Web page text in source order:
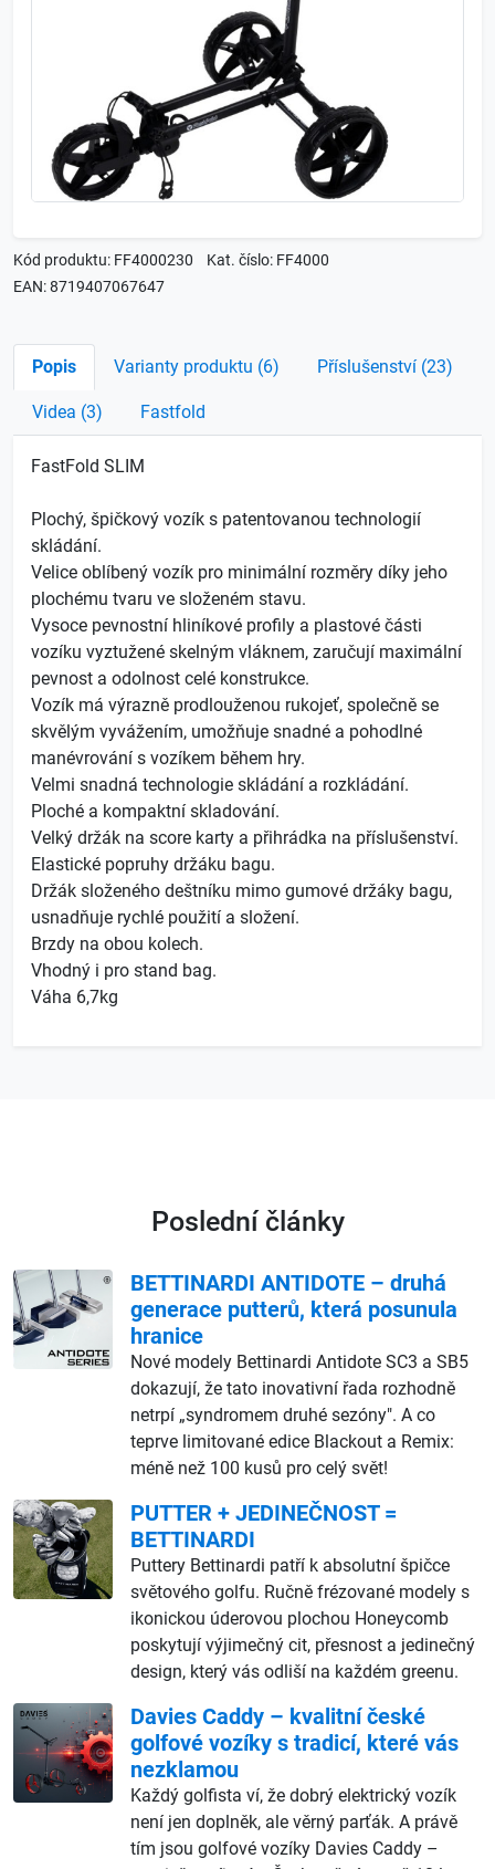
Kód produktu: FF4000230
Kat. číslo: FF4000
EAN: 8719407067647
Popis Varianty produktu (6) Příslušenství (23)
Videa (3) Fastfold
FastFold SLIM
Plochý, špičkový vozík s patentovanou technologií
skládání.
Velice oblíbený vozík pro minimální rozměry díky jeho
plochému tvaru ve složeném stavu.
Vysoce pevnostní hliníkové profily a plastové části
vozíku vyztužené skelným vláknem, zaručují maximální
pevnost a odolnost celé konstrukce.
Vozík má výrazně prodlouženou rukojeť, společně se
skvělým vyvážením, umožňuje snadné a pohodlné
manévrování s vozíkem během hry.
Velmi snadná technologie skládání a rozkládání.
Ploché a kompaktní skladování.
Velký držák na score karty a přihrádka na příslušenství.
Elastické popruhy držáku bagu.
Držák složeného deštníku mimo gumové držáky bagu,
usnadňuje rychlé použití a složení.
Brzdy na obou kolech.
Vhodný i pro stand bag.
Váha 6,7kg
Poslední články
BETTINARDI ANTIDOTE – druhá
generace putterů, která posunula
hranice
Nové modely Bettinardi Antidote SC3 a SB5
dokazují, že tato inovativní řada rozhodně
netrpí „syndromem druhé sezóny". A co
teprve limitované edice Blackout a Remix:
méně než 100 kusů pro celý svět!
PUTTER + JEDINEČNOST =
BETTINARDI
Puttery Bettinardi patří k absolutní špičce
světového golfu. Ručně frézované modely s
ikonickou úderovou plochou Honeycomb
poskytují výjimečný cit, přesnost a jedinečný
design, který vás odliší na každém greenu.
Davies Caddy – kvalitní české
golfové vozíky s tradicí, které vás
nezklamou
Každý golfista ví, že dobrý elektrický vozík
není jen doplněk, ale věrný parťák. A právě
tím jsou golfové vozíky Davies Caddy –